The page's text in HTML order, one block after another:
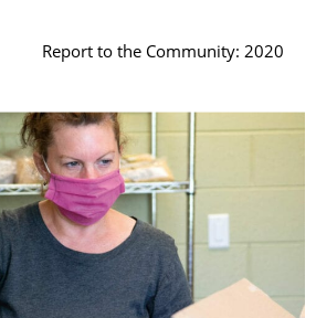
Report to the Community: 2020